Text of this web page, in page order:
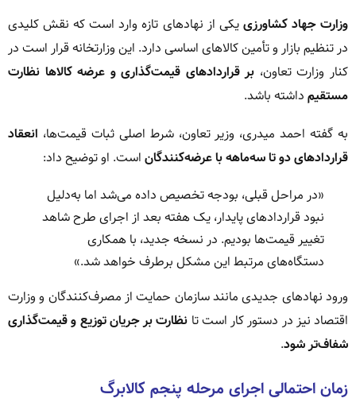
وزارت جهاد کشاورزی یکی از نهادهای تازه وارد است که نقش کلیدی
در تنظیم بازار و تأمین کالاهای اساسی دارد. این وزارتخانه قرار است در
کنار وزارت تعاون، بر قراردادهای قیمت‌گذاری و عرضه کالاها نظارت
مستقیم داشته باشد.
به گفته احمد میدری، وزیر تعاون، شرط اصلی ثبات قیمت‌ها، انعقاد
قراردادهای دو تا سه‌ماهه با عرضه‌کنندگان است. او توضیح داد:
«در مراحل قبلی، بودجه تخصیص داده می‌شد اما به‌دلیل
نبود قراردادهای پایدار، یک هفته بعد از اجرای طرح شاهد
تغییر قیمت‌ها بودیم. در نسخه جدید، با همکاری
دستگاه‌های مرتبط این مشکل برطرف خواهد شد.»
ورود نهادهای جدیدی مانند سازمان حمایت از مصرف‌کنندگان و وزارت
اقتصاد نیز در دستور کار است تا نظارت بر جریان توزیع و قیمت‌گذاری
شفاف‌تر شود.
زمان احتمالی اجرای مرحله پنجم کالابرگ